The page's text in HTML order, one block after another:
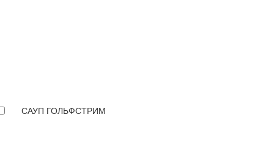
САУП ГОЛЬФСТРИМ